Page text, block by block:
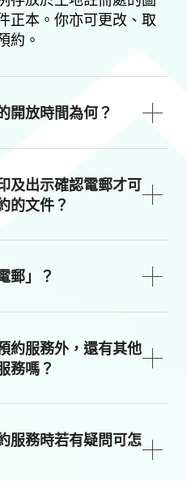
正本。你亦可更改、取
約。
開放時間為何？
及出示確認電郵才可
的文件？
郵」？
約服務外，還有其他
務嗎？
服務時若有疑問可怎